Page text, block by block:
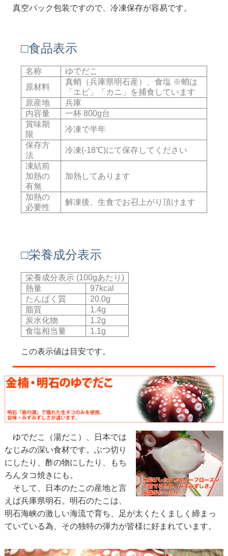
真空パック包装ですので、冷凍保存が容易です。
□食品表示
名称
ゆでだこ
原材料
真蛸（兵庫県明石産）、食塩 ※蛸は
「エビ」「カニ」を捕食しています
原産地
兵庫
内容量
一杯 800g台
賞味期
限
冷凍で半年
保存方
法
冷凍(-18℃)にて保存してください
凍結前
加熱の
有無
加熱してあります
加熱の
必要性
解凍後、生食でお召上がり頂けます
□栄養成分表示
栄養成分表示 (100gあたり)
熱量
97kcal
たんぱく質
20.0g
脂質
1.4g
炭水化物
1.2g
食塩相当量
1.1g
この表示値は目安です。
ゆでだこ（湯だこ）、日本では
なじみの深い食材です。ぶつ切り
にしたり、酢の物にしたり、もち
ろんタコ焼きにも。
そして、日本のたこの産地と言
えば兵庫県明石。明石のたこは、
明石海峡の激しい海流で育ち、足が太くたくましく締まっ
ていている為、その独特の弾力が皆様に好まれています。